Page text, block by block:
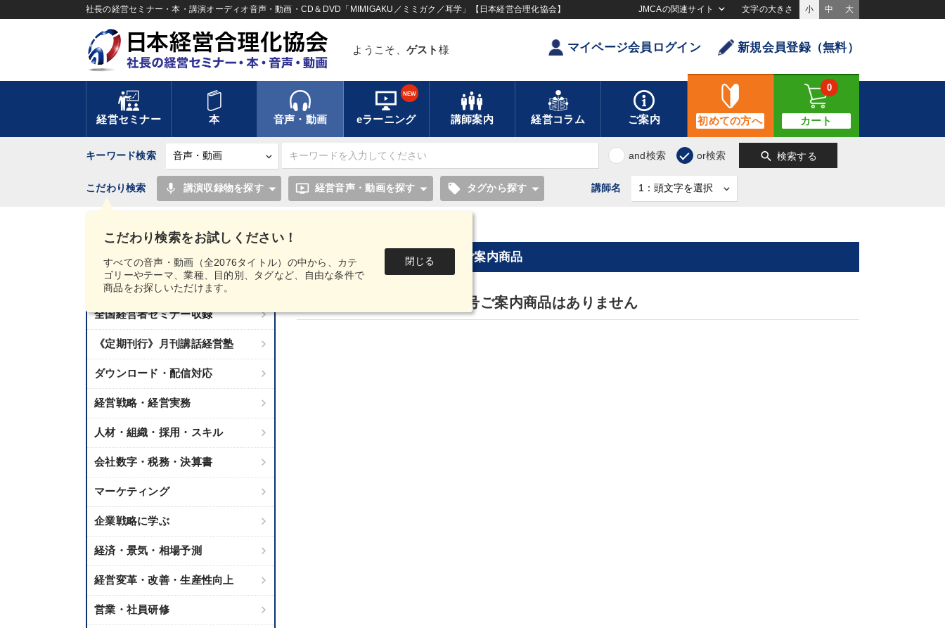
社長の経営セミナー・本・講演オーディオ音声・動画・CD＆DVD「MIMIGAKU／ミミガク／耳学」【日本経営合理化協会】 JMCAの関連サイト 文字の大きさ 小 中 大
ようこそ、 ゲスト 様 マイページ会員ログイン 新規会員登録（無料）
経営セミナー 本 音声・動画 eラーニング
NEW
講師案内 経営コラム ご案内 初めての方へ カート
0
キーワード検索 and検索 or検索 search 検索する
こだわり検索をお試しください！
すべての音声・動画（全2076タイトル）の中から、カテ
ゴリーやテーマ、業種、目的別、タグなど、自由な条件で
商品をお探しいただけます。
閉じる
こだわり検索 mic 講演収録物を探す ondemand_video 経営音声・動画を探す local_offer タグから探す 講師名
講話音声・動画カテゴリー
新刊音声・動画のご案内
全国経営者セミナー収録
《定期刊行》月刊講話経営塾
ダウンロード・配信対応
経営戦略・経営実務
人材・組織・採用・スキル
会社数字・税務・決算書
マーケティング
企業戦略に学ぶ
経済・景気・相場予測
経営変革・改善・生産性向上
営業・社員研修
ビジネス見聞録2020年8月号ご案内商品
ビジネス見聞録2020年8月号ご案内商品はありません